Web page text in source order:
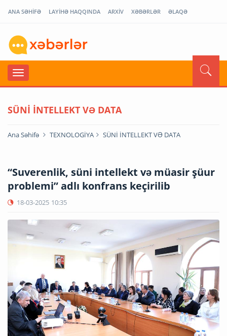
ANA SƏHİFƏ LAYİHƏ HAQQINDA ARXİV XƏBƏRLƏR ƏLAQƏ
SÜNİ İNTELLEKT VƏ DATA
Ana Səhifə TEXNOLOGİYA SÜNİ İNTELLEKT VƏ DATA
“Suverenlik, süni intellekt və müasir şüur
problemi” adlı konfrans keçirilib
18-03-2025 10:35